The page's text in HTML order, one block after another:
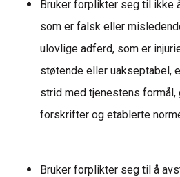
Bruker forplikter seg til ikke
som er falsk eller
ulovlige adferd, som er
støtende eller uakseptabel,
strid med tjenestens formål,
forskrifter og etablerte
Bruker forplikter seg til å